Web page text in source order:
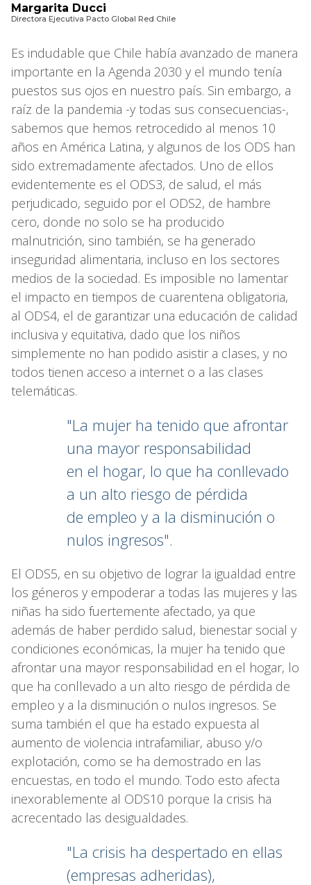
Margarita Ducci
Directora Ejecutiva Pacto Global Red Chile
Es indudable que Chile había avanzado de manera
importante en la Agenda 2030 y el mundo tenía
puestos sus ojos en nuestro país. Sin embargo, a
raíz de la pandemia -y todas sus consecuencias-,
sabemos que hemos retrocedido al menos 10
años en América Latina, y algunos de los ODS han
sido extremadamente afectados. Uno de ellos
evidentemente es el ODS3, de salud, el más
perjudicado, seguido por el ODS2, de hambre
cero, donde no solo se ha producido
malnutrición, sino también, se ha generado
inseguridad alimentaria, incluso en los sectores
medios de la sociedad. Es imposible no lamentar
el impacto en tiempos de cuarentena obligatoria,
al ODS4, el de garantizar una educación de calidad
inclusiva y equitativa, dado que los niños
simplemente no han podido asistir a clases, y no
todos tienen acceso a internet o a las clases
telemáticas.
"La mujer ha tenido que afrontar
una mayor responsabilidad
en el hogar, lo que ha conllevado
a un alto riesgo de pérdida
de empleo y a la disminución o
nulos ingresos".
El ODS5, en su objetivo de lograr la igualdad entre
los géneros y empoderar a todas las mujeres y las
niñas ha sido fuertemente afectado, ya que
además de haber perdido salud, bienestar social y
condiciones económicas, la mujer ha tenido que
afrontar una mayor responsabilidad en el hogar, lo
que ha conllevado a un alto riesgo de pérdida de
empleo y a la disminución o nulos ingresos. Se
suma también el que ha estado expuesta al
aumento de violencia intrafamiliar, abuso y/o
explotación, como se ha demostrado en las
encuestas, en todo el mundo. Todo esto afecta
inexorablemente al ODS10 porque la crisis ha
acrecentado las desigualdades.
"La crisis ha despertado en ellas
(empresas adheridas),